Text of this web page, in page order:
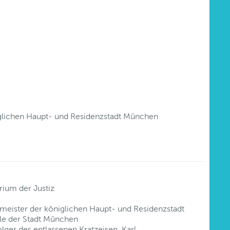
Haupt- und Residenzstadt München
der Justiz
der königlichen Haupt- und Residenzstadt
der Stadt München